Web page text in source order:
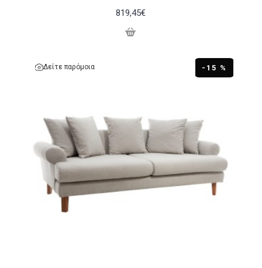
819,45€
-15 %
Δείτε παρόμοια